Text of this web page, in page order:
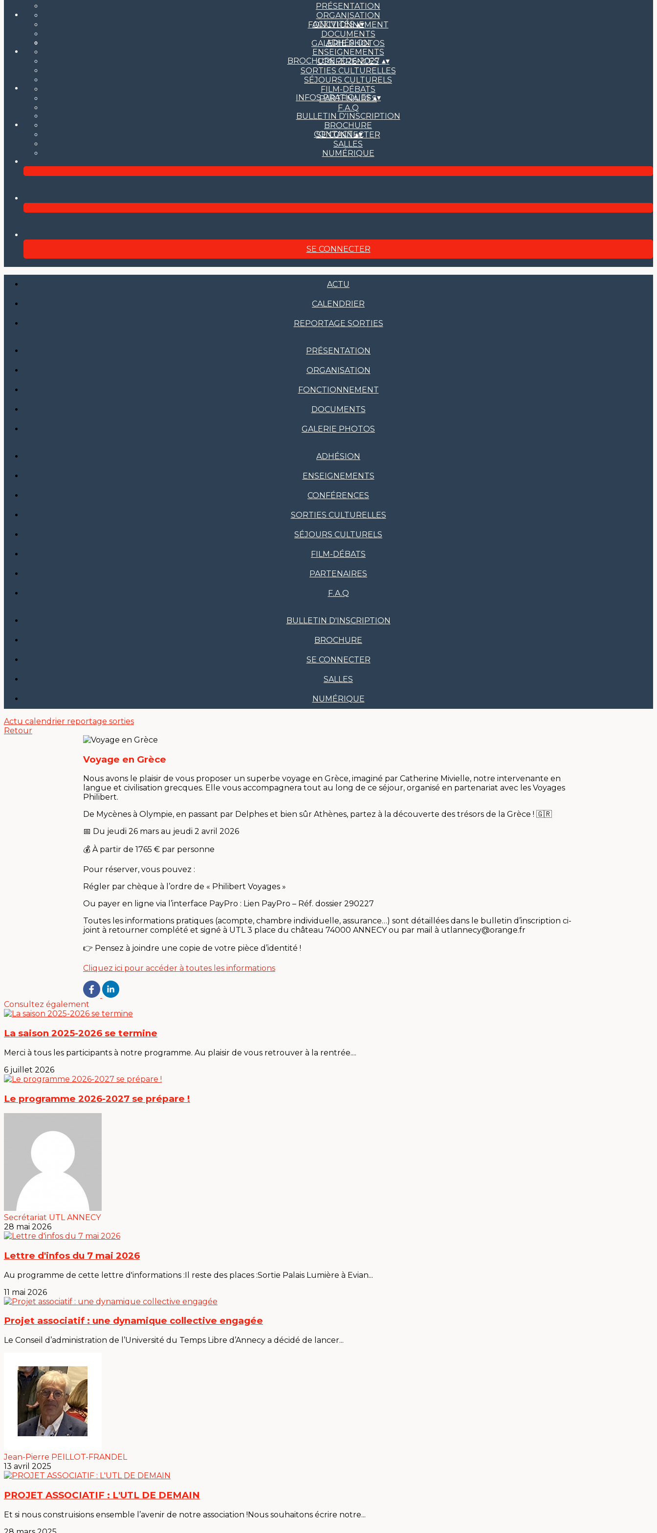
PRÉSENTATION
ORGANISATION
FONCTIONNEMENT
DOCUMENTS
GALERIE PHOTOS
ACTIVITÉS▴▾
ADHÉSION
ENSEIGNEMENTS
CONFÉRENCES
SORTIES CULTURELLES
SÉJOURS CULTURELS
FILM-DÉBATS
PARTENAIRES
F.A.Q
BROCHURE 2026-2027 ▴▾
INFOS PRATIQUES▴▾
BULLETIN D'INSCRIPTION
BROCHURE
SE CONNECTER
SALLES
NUMÉRIQUE
CONTACT▴▾
SE CONNECTER
ACTU
CALENDRIER
REPORTAGE SORTIES
PRÉSENTATION
ORGANISATION
FONCTIONNEMENT
DOCUMENTS
GALERIE PHOTOS
ADHÉSION
ENSEIGNEMENTS
CONFÉRENCES
SORTIES CULTURELLES
SÉJOURS CULTURELS
FILM-DÉBATS
PARTENAIRES
F.A.Q
BULLETIN D'INSCRIPTION
BROCHURE
SE CONNECTER
SALLES
NUMÉRIQUE
Actu calendrier reportage sorties
Retour
Voyage en Grèce
Nous avons le plaisir de vous proposer un superbe voyage en Grèce, imaginé par Catherine Mivielle, notre intervenante en
langue et civilisation grecques. Elle vous accompagnera tout au long de ce séjour, organisé en partenariat avec les Voyages
Philibert.
De Mycènes à Olympie, en passant par Delphes et bien sûr Athènes, partez à la découverte des trésors de la Grèce ! 🇬🇷
📅 Du jeudi 26 mars au jeudi 2 avril 2026
💰 À partir de 1765 € par personne
Pour réserver, vous pouvez :
Régler par chèque à l’ordre de « Philibert Voyages »
Ou payer en ligne via l’interface PayPro : Lien PayPro – Réf. dossier 290227
Toutes les informations pratiques (acompte, chambre individuelle, assurance…) sont détaillées dans le bulletin d’inscription ci-
joint à retourner complété et signé à UTL 3 place du château 74000 ANNECY ou par mail à utlannecy@orange.fr
👉 Pensez à joindre une copie de votre pièce d’identité !
Cliquez ici pour accéder à toutes les informations
Consultez également
La saison 2025-2026 se termine
Merci à tous les participants à notre programme. Au plaisir de vous retrouver à la rentrée....
6 juillet 2026
Le programme 2026-2027 se prépare !
Secrétariat UTL ANNECY
28 mai 2026
Lettre d'infos du 7 mai 2026
Au programme de cette lettre d'informations :Il reste des places :Sortie Palais Lumière à Evian...
11 mai 2026
Projet associatif : une dynamique collective engagée
Le Conseil d’administration de l’Université du Temps Libre d’Annecy a décidé de lancer...
Jean-Pierre PEILLOT-FRANDEL
13 avril 2025
PROJET ASSOCIATIF : L'UTL DE DEMAIN
Et si nous construisions ensemble l’avenir de notre association !Nous souhaitons écrire notre...